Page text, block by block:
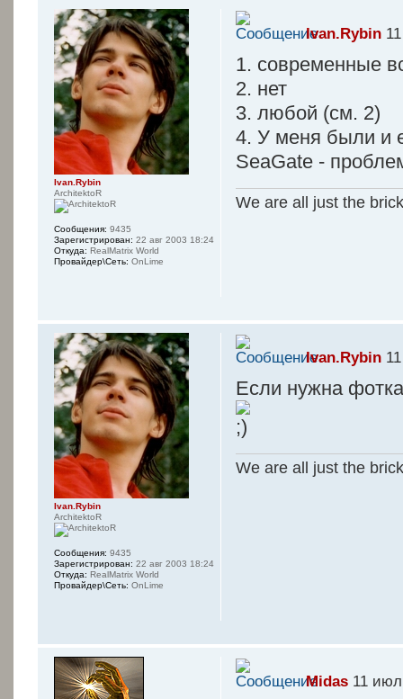
Ivan.Rybin
1. современные
2. нет
3. любой (см. 2)
4. У меня были и
SeaGate -
We are all just the
Ivan.Rybin
ArchitektoR
Сообщения: 9435
Зарегистрирован: 22 авг 2003 18:24
Откуда: RealMatrix World
Провайдер\Сеть: OnLime
Ivan.Rybin
Если нужна
We are all just the
Ivan.Rybin
ArchitektoR
Сообщения: 9435
Зарегистрирован: 22 авг 2003 18:24
Откуда: RealMatrix World
Провайдер\Сеть: OnLime
Midas 11